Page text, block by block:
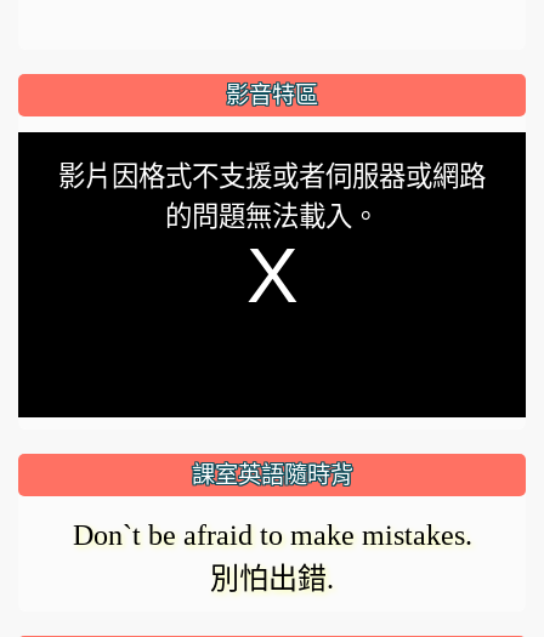
影音特區
影片因格式不支援或者伺服器或網路
的問題無法載入。
課室英語隨時背
Don`t be afraid to make mistakes.
別怕出錯.